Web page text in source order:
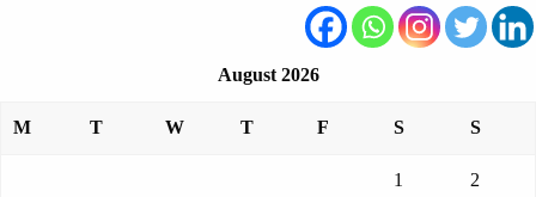
August 2026
M T W T F S S
1 2